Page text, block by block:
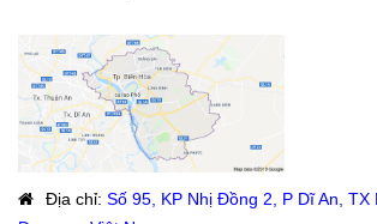
Địa chỉ: Số 95, KP Nhị Đồng 2, P Dĩ An, TX